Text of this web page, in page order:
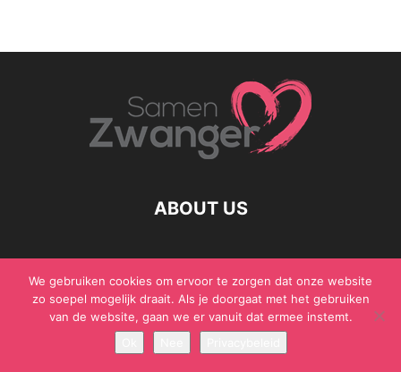
ABOUT US
© Samen Zwanger - Copyright - Gericht Media 2017 - 2021
We gebruiken cookies om ervoor te zorgen dat onze website
zo soepel mogelijk draait. Als je doorgaat met het gebruiken
van de website, gaan we er vanuit dat ermee instemt.